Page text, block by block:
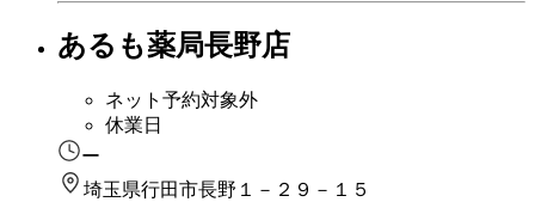
あるも薬局長野店
ネット予約対象外
休業日
ー
埼玉県行田市長野１－２９－１５